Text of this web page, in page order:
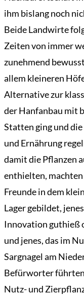
ihm bislang noch
Beide Landwirte
Zeiten von immer
zunehmend
allem kleineren
Alternative zur
der Hanfanbau mit
Statten ging und
und Ernährung
damit die Pflanzen
enthielten,
Freunde in dem
Lager gebildet,
Innovation guthieß
und jenes, das im
Sargnagel am
Befürworter führten
Nutz- und